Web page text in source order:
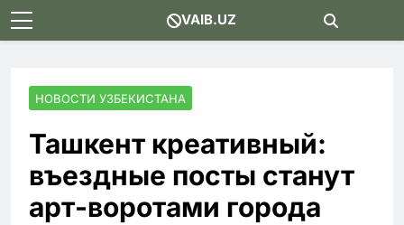
Skip
to
VAIB.UZ
НОВОСТИ УЗБЕКИСТАНА
Ташкент креативный:
въездные посты станут
арт-воротами города